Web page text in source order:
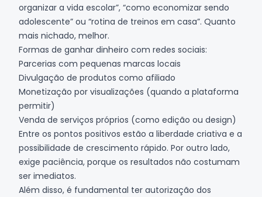
organizar a vida escolar”, “como economizar sendo
adolescente” ou “rotina de treinos em casa”. Quanto
mais nichado, melhor.
Formas de ganhar dinheiro com redes sociais:
Parcerias com pequenas marcas locais
Divulgação de produtos como afiliado
Monetização por visualizações (quando a plataforma
permitir)
Venda de serviços próprios (como edição ou design)
Entre os pontos positivos estão a liberdade criativa e a
possibilidade de crescimento rápido. Por outro lado,
exige paciência, porque os resultados não costumam
ser imediatos.
Além disso, é fundamental ter autorização dos